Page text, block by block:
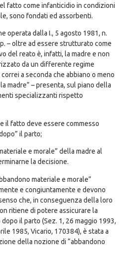
fatto come infanticidio in condizioni
sono fondati ed assorbenti.
operata dalla I., 5 agosto 1981, n.
– oltre ad essere strutturato come
del reato è, infatti, la madre e non
da un differente regime
a seconda che abbiano o meno
madre” – presenta, sul piano della
specializzanti rispetto
il fatto deve essere commesso
il parto;
e morale” della madre al
la decisione.
materiale e morale”
e congiuntamente e devono
che, in conseguenza della loro
ritiene di potere assicurare la
il parto (Sez. 1, 26 maggio 1993,
1985, Vicario, 170384), è stata a
della nozione di “abbandono